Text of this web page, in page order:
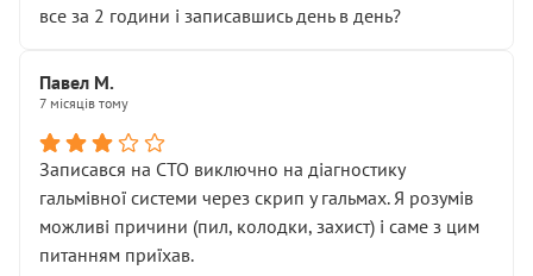
все за 2 години і записавшись день в день?
Павел М.
7 місяців тому
Записався на СТО виключно на діагностику
гальмівної системи через скрип у гальмах. Я розумів
можливі причини (пил, колодки, захист) і саме з цим
питанням приїхав.